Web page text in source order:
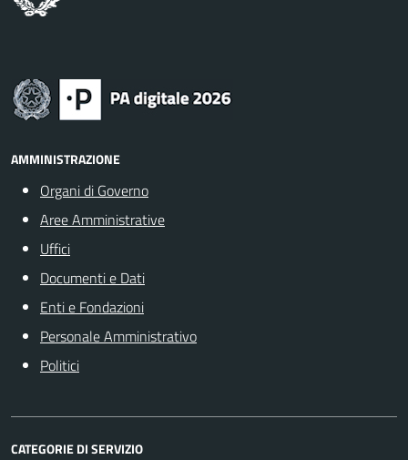
AMMINISTRAZIONE
Organi di Governo
Aree Amministrative
Uffici
Documenti e Dati
Enti e Fondazioni
Personale Amministrativo
Politici
CATEGORIE DI SERVIZIO